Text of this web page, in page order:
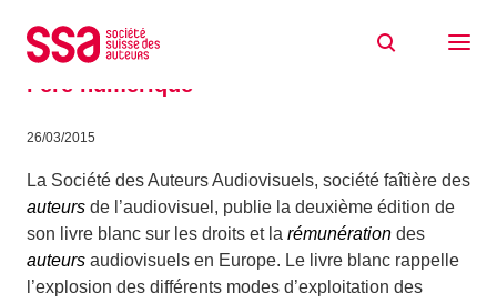
européens pour un traitement équitable à
l’ère numérique
26/03/2015
La Société des Auteurs Audiovisuels, société faîtière des
auteurs de l’audiovisuel, publie la deuxième édition de
son livre blanc sur les droits et la rémunération des
auteurs audiovisuels en Europe. Le livre blanc rappelle
l’explosion des différents modes d’exploitation des